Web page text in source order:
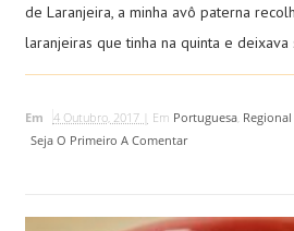
de Laranjeira, a minha avô paterna
laranjeiras que tinha na quinta e deixava
Em 4 Outubro, 2017 | Em Portuguesa, Regional
Seja O Primeiro A Comentar